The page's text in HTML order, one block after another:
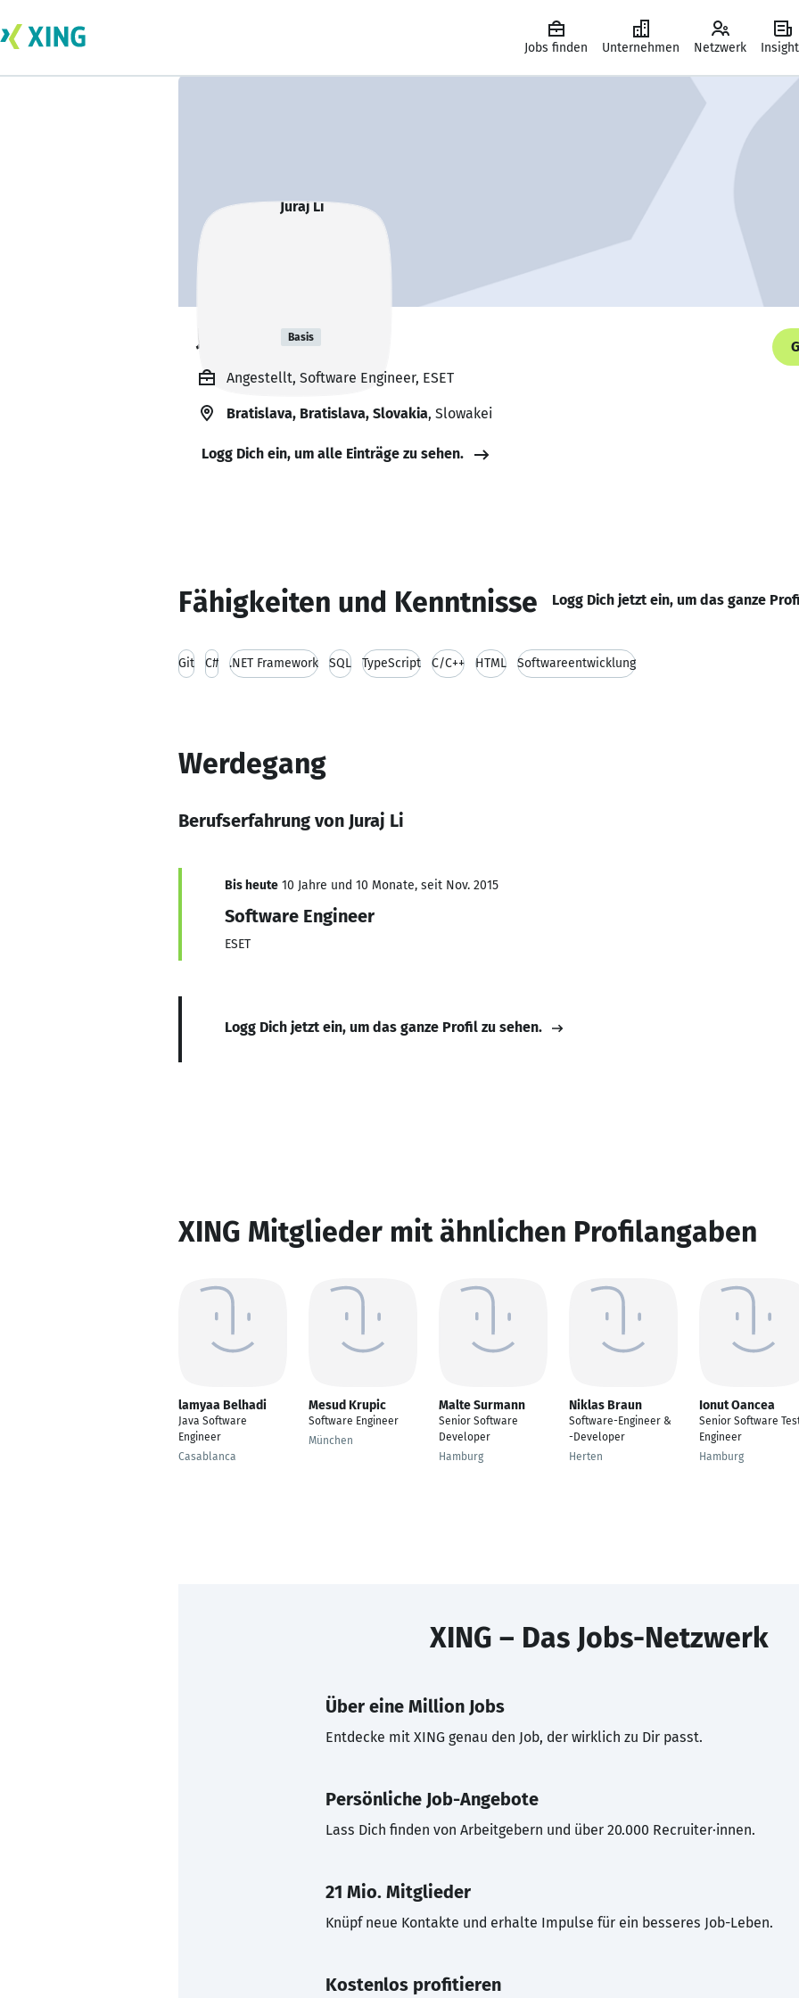
Jobs finden Unternehmen Netzwerk
Juraj Li Basis
Angestellt, Software Engineer, ESET
Bratislava, Bratislava, Slovakia, Slowakei
Logg Dich ein, um alle Einträge zu sehen.
Fähigkeiten und Kenntnisse Logg Dich jetzt ein, um das ganze
Git C# .NET Framework SQL TypeScript C/C++ HTML Softwareentwicklung
Werdegang
Berufserfahrung von Juraj Li
Bis heute 10 Jahre und 10 Monate, seit Nov. 2015
Software Engineer
ESET
Logg Dich jetzt ein, um das ganze Profil zu sehen.
XING Mitglieder mit ähnlichen Profilangaben
lamyaa Belhadi
Java Software
Engineer
Casablanca
Mesud Krupic
Software Engineer
München
Malte Surmann
Senior Software
Developer
Hamburg
Niklas Braun
Software-Engineer &
-Developer
Herten
Ionut Oancea
Senior Software
Engineer
Hamburg
XING – Das Jobs-Netzwerk
Über eine Million Jobs
Entdecke mit XING genau den Job, der wirklich zu Dir passt.
Persönliche Job-Angebote
Lass Dich finden von Arbeitgebern und über 20.000 Recruiter·innen.
21 Mio. Mitglieder
Knüpf neue Kontakte und erhalte Impulse für ein besseres Job-Leben.
Kostenlos profitieren